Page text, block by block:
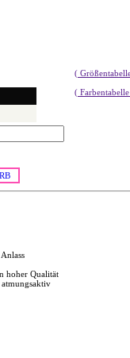
(
(
hoher Qualität